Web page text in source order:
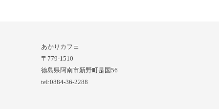
あかりカフェ
〒779-1510
徳島県阿南市新野町是国56
tel:0884-36-2288